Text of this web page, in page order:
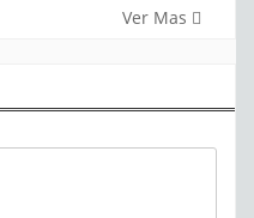
Ver Mas